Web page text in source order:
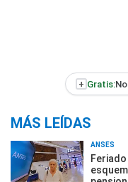
+ Gratis:
MÁS LEÍDAS
ANSES